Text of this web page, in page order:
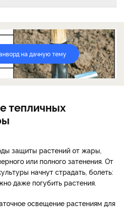
на дачную тему
тепличных
защиты растений от жары,
или полного затенения. От
начнут страдать, болеть:
даже погубить растения.
освещение растениям для